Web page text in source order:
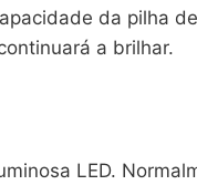
da pilha
a brilhar.
LED.